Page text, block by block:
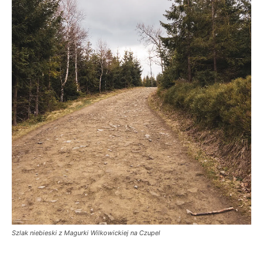
Szlak niebieski z Magurki Wilkowickiej na Czupel